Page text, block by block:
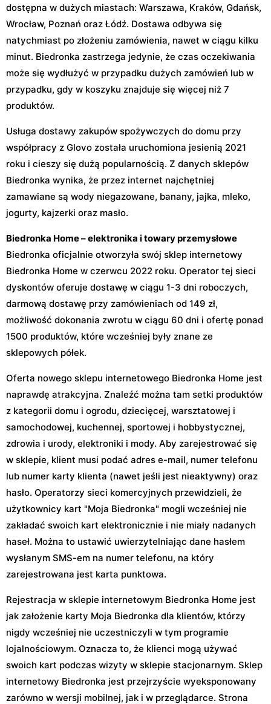
dostępna w dużych miastach: Warszawa, Kraków, Gdańsk,
Wrocław, Poznań oraz Łódź. Dostawa odbywa się
natychmiast po złożeniu zamówienia, nawet w ciągu kilku
minut. Biedronka zastrzega jedynie, że czas oczekiwania
może się wydłużyć w przypadku dużych zamówień lub w
przypadku, gdy w koszyku znajduje się więcej niż 7
produktów.
Usługa dostawy zakupów spożywczych do domu przy
współpracy z Glovo została uruchomiona jesienią 2021
roku i cieszy się dużą popularnością. Z danych sklepów
Biedronka wynika, że przez internet najchętniej
zamawiane są wody niegazowane, banany, jajka, mleko,
jogurty, kajzerki oraz masło.
Biedronka Home – elektronika i towary przemysłowe
Biedronka oficjalnie otworzyła swój sklep internetowy
Biedronka Home w czerwcu 2022 roku. Operator tej sieci
dyskontów oferuje dostawę w ciągu 1-3 dni roboczych,
darmową dostawę przy zamówieniach od 149 zł,
możliwość dokonania zwrotu w ciągu 60 dni i ofertę ponad
1500 produktów, które wcześniej były znane ze
sklepowych półek.
Oferta nowego sklepu internetowego Biedronka Home jest
naprawdę atrakcyjna. Znaleźć można tam setki produktów
z kategorii domu i ogrodu, dziecięcej, warsztatowej i
samochodowej, kuchennej, sportowej i hobbystycznej,
zdrowia i urody, elektroniki i mody. Aby zarejestrować się
w sklepie, klient musi podać adres e-mail, numer telefonu
lub numer karty klienta (nawet jeśli jest nieaktywny) oraz
hasło. Operatorzy sieci komercyjnych przewidzieli, że
użytkownicy kart "Moja Biedronka" mogli wcześniej nie
zakładać swoich kart elektronicznie i nie miały nadanych
haseł. Można to ustawić uwierzytelniając dane hasłem
wysłanym SMS-em na numer telefonu, na który
zarejestrowana jest karta punktowa.
Rejestracja w sklepie internetowym Biedronka Home jest
jak założenie karty Moja Biedronka dla klientów, którzy
nigdy wcześniej nie uczestniczyli w tym programie
lojalnościowym. Oznacza to, że klienci mogą używać
swoich kart podczas wizyty w sklepie stacjonarnym. Sklep
internetowy Biedronka jest przejrzyście wyeksponowany
zarówno w wersji mobilnej, jak i w przeglądarce. Strona